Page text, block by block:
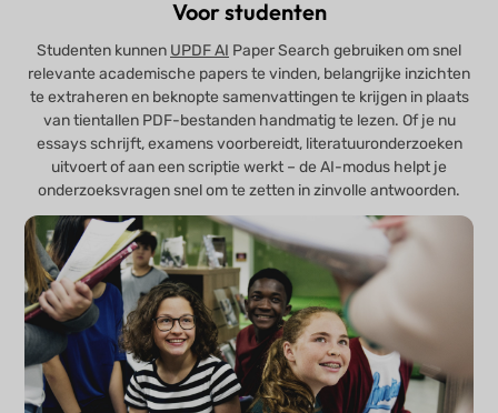
Voor studenten
Studenten kunnen UPDF AI Paper Search gebruiken om snel
relevante academische papers te vinden, belangrijke inzichten
te extraheren en beknopte samenvattingen te krijgen in plaats
van tientallen PDF-bestanden handmatig te lezen. Of je nu
essays schrijft, examens voorbereidt, literatuuronderzoeken
uitvoert of aan een scriptie werkt – de AI-modus helpt je
onderzoeksvragen snel om te zetten in zinvolle antwoorden.